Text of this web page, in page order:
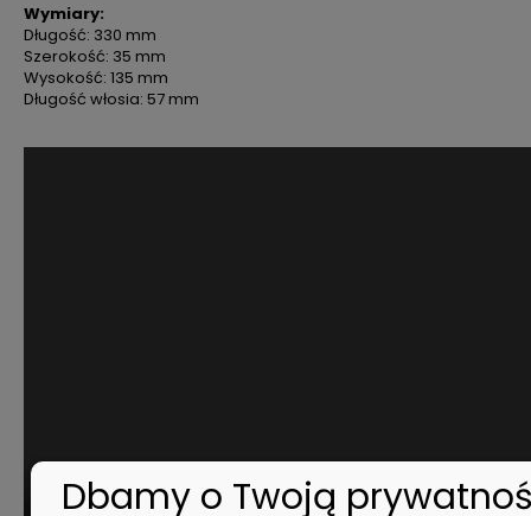
Wymiary:
Długość: 330 mm
Szerokość: 35 mm
Wysokość: 135 mm
Długość włosia: 57 mm
Dbamy o Twoją